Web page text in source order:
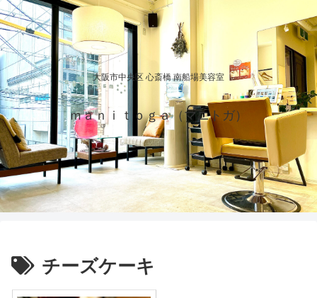
大阪市中央区 心斎橋 南船場美容室
ｍａｎｉｔｏｇａ（マニトガ）
チーズケーキ